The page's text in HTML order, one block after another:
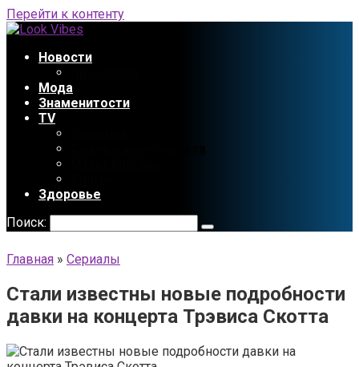
Перейти к контенту
Новости
Мода
Знаменитости
TV
Здоровье
Поиск:
Главная » Сериалы
Стали известны новые подробности
давки на концерта Трэвиса Скотта